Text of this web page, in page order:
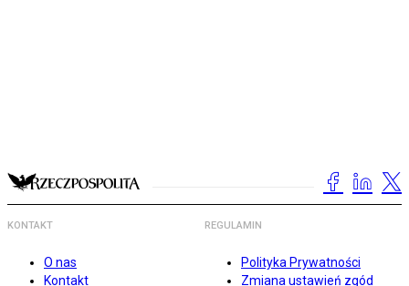
KONTAKT
O nas
Kontakt
REGULAMIN
Polityka Prywatności
Zmiana ustawień zgód